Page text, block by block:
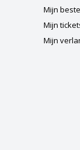
Mijn
Mijn
Mijn